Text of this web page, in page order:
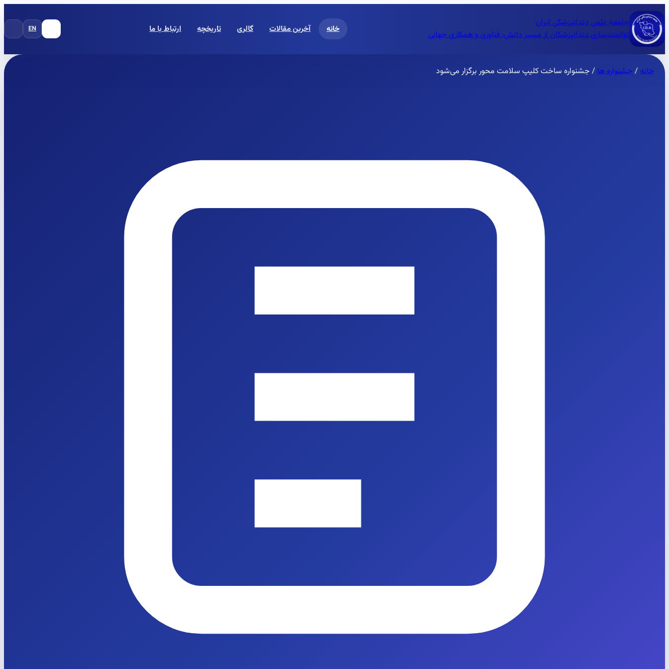
جامعه علمی دندانپزشکی ایران
توانمندسازی دندانپزشکان از مسیر دانش، فناوری و همکاری جهانی
خانه آخرین مقالات گالری تاریخچه ارتباط با ما EN
خانه/جشنواره ها/ جشنواره ساخت کلیپ سلامت محور برگزار می‌شود